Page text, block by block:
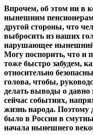
Впрочем, об этом ни в
нынешним
другой стороны, что
выбросить из наших
нарушающее нынешний
Могу поспорить, что и
тоже быстро забудем,
относительно
голова, чтобы,
делать выводы о
сейчас событиях,
жизнь народа. Поэтому
было в России в
начала нынешнего